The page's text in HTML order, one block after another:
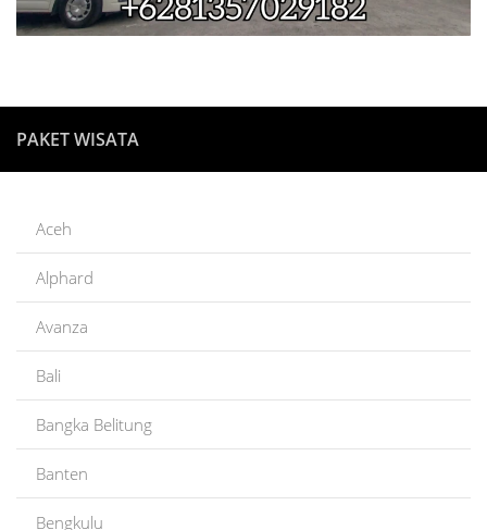
PAKET WISATA
Aceh
Alphard
Avanza
Bali
Bangka Belitung
Banten
Bengkulu